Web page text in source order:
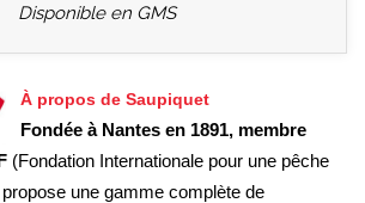
Disponible en GMS
À propos de Saupiquet
Fondée à Nantes en 1891, membre
(Fondation Internationale pour une pêche
une gamme complète de